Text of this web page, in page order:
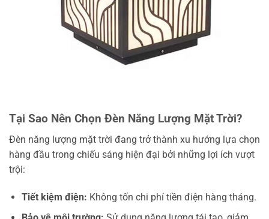
Tại Sao Nên Chọn Đèn Năng Lượng Mặt Trời?
Đèn năng lượng mặt trời đang trở thành xu hướng lựa chọn
hàng đầu trong chiếu sáng hiện đại bởi những lợi ích vượt
trội:
Tiết kiệm điện: Không tốn chi phí tiền điện hàng tháng.